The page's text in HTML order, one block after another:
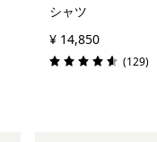
シャツ
¥ 14,850
評価: 4.6 / 5 (129レ
)